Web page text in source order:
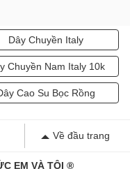
Dây Chuyền Italy
Chuyền Nam Italy 10k
Cao Su Bọc Rồng
Về đầu trang
EM VÀ TÔI ®